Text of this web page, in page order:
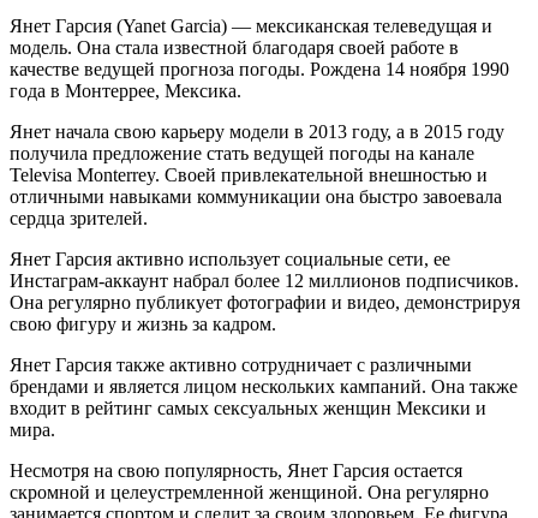
Янет Гарсия (Yanet Garcia) — мексиканская телеведущая и
модель. Она стала известной благодаря своей работе в
качестве ведущей прогноза погоды. Рождена 14 ноября 1990
года в Монтеррее, Мексика.
Янет начала свою карьеру модели в 2013 году, а в 2015 году
получила предложение стать ведущей погоды на канале
Televisa Monterrey. Своей привлекательной внешностью и
отличными навыками коммуникации она быстро завоевала
сердца зрителей.
Янет Гарсия активно использует социальные сети, ее
Инстаграм-аккаунт набрал более 12 миллионов подписчиков.
Она регулярно публикует фотографии и видео, демонстрируя
свою фигуру и жизнь за кадром.
Янет Гарсия также активно сотрудничает с различными
брендами и является лицом нескольких кампаний. Она также
входит в рейтинг самых сексуальных женщин Мексики и
мира.
Несмотря на свою популярность, Янет Гарсия остается
скромной и целеустремленной женщиной. Она регулярно
занимается спортом и следит за своим здоровьем. Ее фигура